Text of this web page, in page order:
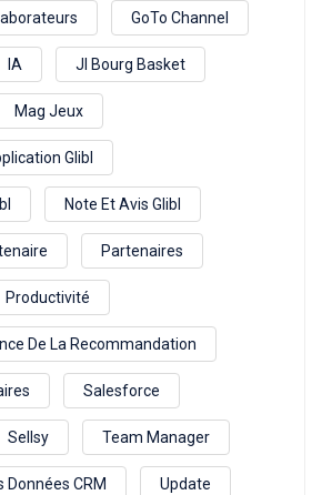
GoTo Channel
IA Jl Bourg Basket
Mag Jeux
Glibl
Note Et Avis Glibl
Partenaires
Productivité
De La Recommandation
Salesforce
Sellsy Team Manager
CRM Update